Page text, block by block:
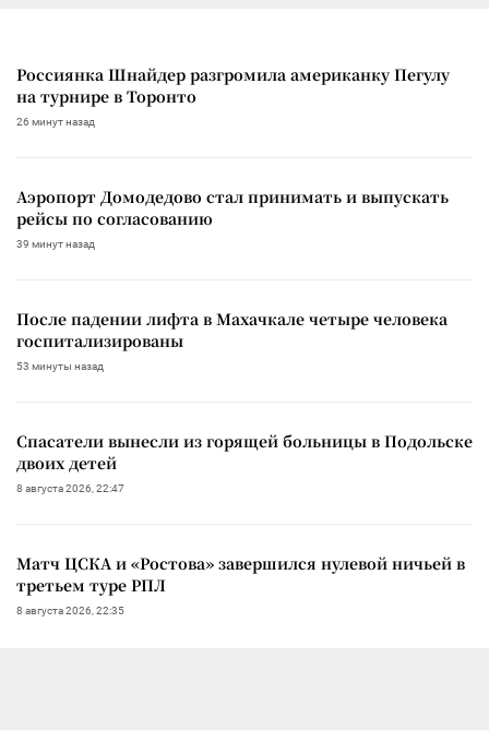
Россиянка Шнайдер разгромила американку Пегулу
на турнире в Торонто
26 минут назад
Аэропорт Домодедово стал принимать и выпускать
рейсы по согласованию
39 минут назад
После падении лифта в Махачкале четыре человека
госпитализированы
53 минуты назад
Спасатели вынесли из горящей больницы в Подольске
двоих детей
8 августа 2026, 22:47
Матч ЦСКА и «Ростова» завершился нулевой ничьей в
третьем туре РПЛ
8 августа 2026, 22:35